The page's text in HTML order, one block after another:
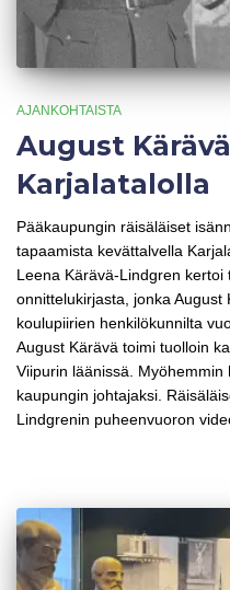
AJANKOHTAISTA
August
Karjalatalolla
Pääkaupungin räisäläiset
tapaamista kevättalvella
Leena Kärävä-Lindgren kertoi
onnittelukirjasta, jonka August
koulupiirien henkilökunnilta
August Kärävä toimi tuolloin
Viipurin läänissä. Myöhemmin
kaupungin johtajaksi.
Lindgrenin puheenvuoron